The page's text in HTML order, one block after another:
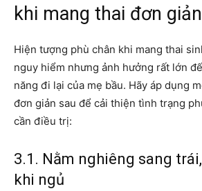
khi mang thai đơn
Hiện tượng phù chân khi mang thai
nguy hiểm nhưng ảnh hưởng rất lớn
năng đi lại của mẹ bầu. Hãy áp dụng
đơn giản sau để cải thiện tình trạng
cần điều trị:
3.1. Nằm nghiêng sang
khi ngủ